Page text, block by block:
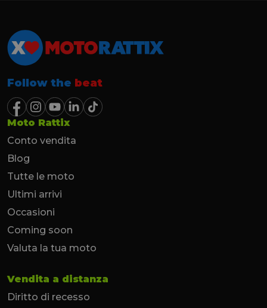
Follow the beat
Moto Rattix
Conto vendita
Blog
Tutte le moto
Ultimi arrivi
Occasioni
Coming soon
Valuta la tua moto
Vendita a distanza
Diritto di recesso